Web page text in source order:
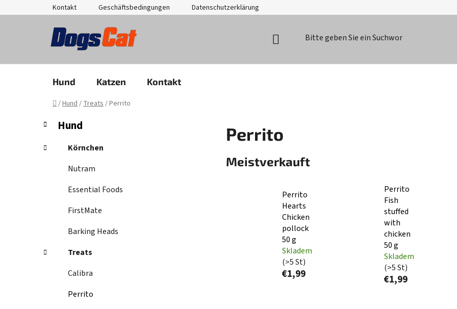
Inhalt
Kontakt Geschäftsbedingungen Datenschutzerklärung
Hund Katzen Kontakt
Startseite
/Hund/Treats/Perrito
S
i
t
Kategorien
überspringen
K
a
e
Hund
Körnchen
Nutram
Essential Foods
FirstMate
Barking Heads
Treats
Calibra
Perrito
Perrito
Meistverkauft
Perrito
Hearts
Chicken
pollock
50 g
Skladem
(>5 St)
€1,99
Perrito
Fish
stuffed
with
chicken
50 g
Skladem
(>5 St)
€1,99